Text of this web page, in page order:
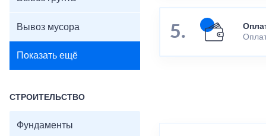
Вывоз мусора
Показать ещё
СТРОИТЕЛЬСТВО
Фундаменты